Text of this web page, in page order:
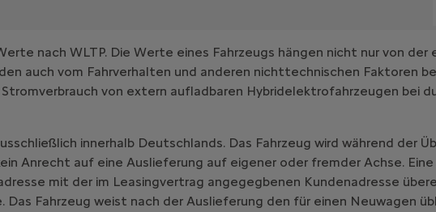
nach WLTP. Die Werte eines Fahrzeugs hängen nicht nur von
auch vom Fahrverhalten und anderen nichttechnischen
von extern aufladbaren Hybridelektrofahrzeugen bei
innerhalb Deutschlands. Das Fahrzeug wird während der
Anrecht auf eine Auslieferung auf eigener oder fremder Achse.
mit der im Leasingvertrag angegegbenen Kundenadresse
Das Fahrzeug weist nach der Auslieferung den für einen Neuwagen